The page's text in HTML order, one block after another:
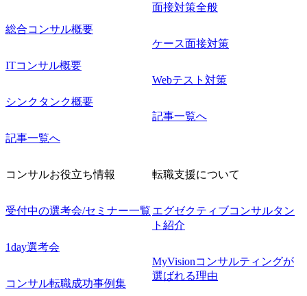
総合コンサル概要
ITコンサル概要
シンクタンク概要
記事一覧へ
面接対策全般
ケース面接対策
Webテスト対策
記事一覧へ
コンサルお役立ち情報
受付中の選考会/セミナー一覧
1day選考会
コンサル転職成功事例集
転職支援について
エグゼクティブコンサルタン
ト紹介
MyVisionコンサルティングが
選ばれる理由